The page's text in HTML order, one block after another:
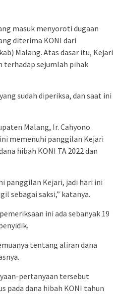
masuk menyoroti dugaan
diterima KONI dari
Malang. Atas dasar itu, Kejari
terhadap sejumlah pihak
sudah diperiksa, dan saat ini
Malang, Ir. Cahyono
memenuhi panggilan Kejari
hibah KONI TA 2022 dan
panggilan Kejari, jadi hari ini
sebagai saksi,” katanya.
ini ada sebanyak 19
tentang aliran dana
pertanyaan tersebut
pada dana hibah KONI tahun